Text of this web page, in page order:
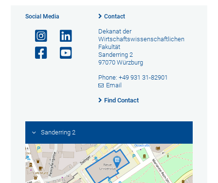
Social Media Contact
Dekanat der
Wirtschaftswissenschaftlichen
Fakultät
Sanderring 2
97070 Würzburg
Phone: +49 931 31-82901
Email
Find Contact
Sanderring 2